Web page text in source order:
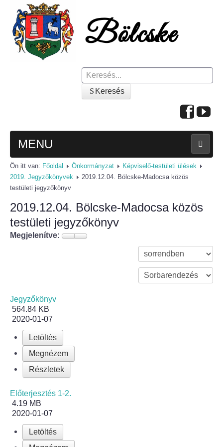
Keresés
Keresés
MENU
FŐOLDAL
Polgármesteri köszöntő
Mi újság Bölcskén?
Értéktár bizottság
Turizmus
Látnivalók
Szállások
Református Egyház
Ön itt van: Főoldal Önkormányzat
Képviselő-testületi ülések
2019. Jegyzőkönyvek
2019.12.04. Bölcske-Madocsa közös
testületi jegyzőkönyv
2019.12.04. Bölcske-Madocsa közös
testületi jegyzőkönyv
Megjelenítve:
Jegyzőkönyv
564.84 KB
2020-01-07
Letöltés
Megnézem
Részletek
Előterjesztés 1-2.
4.19 MB
2020-01-07
Letöltés